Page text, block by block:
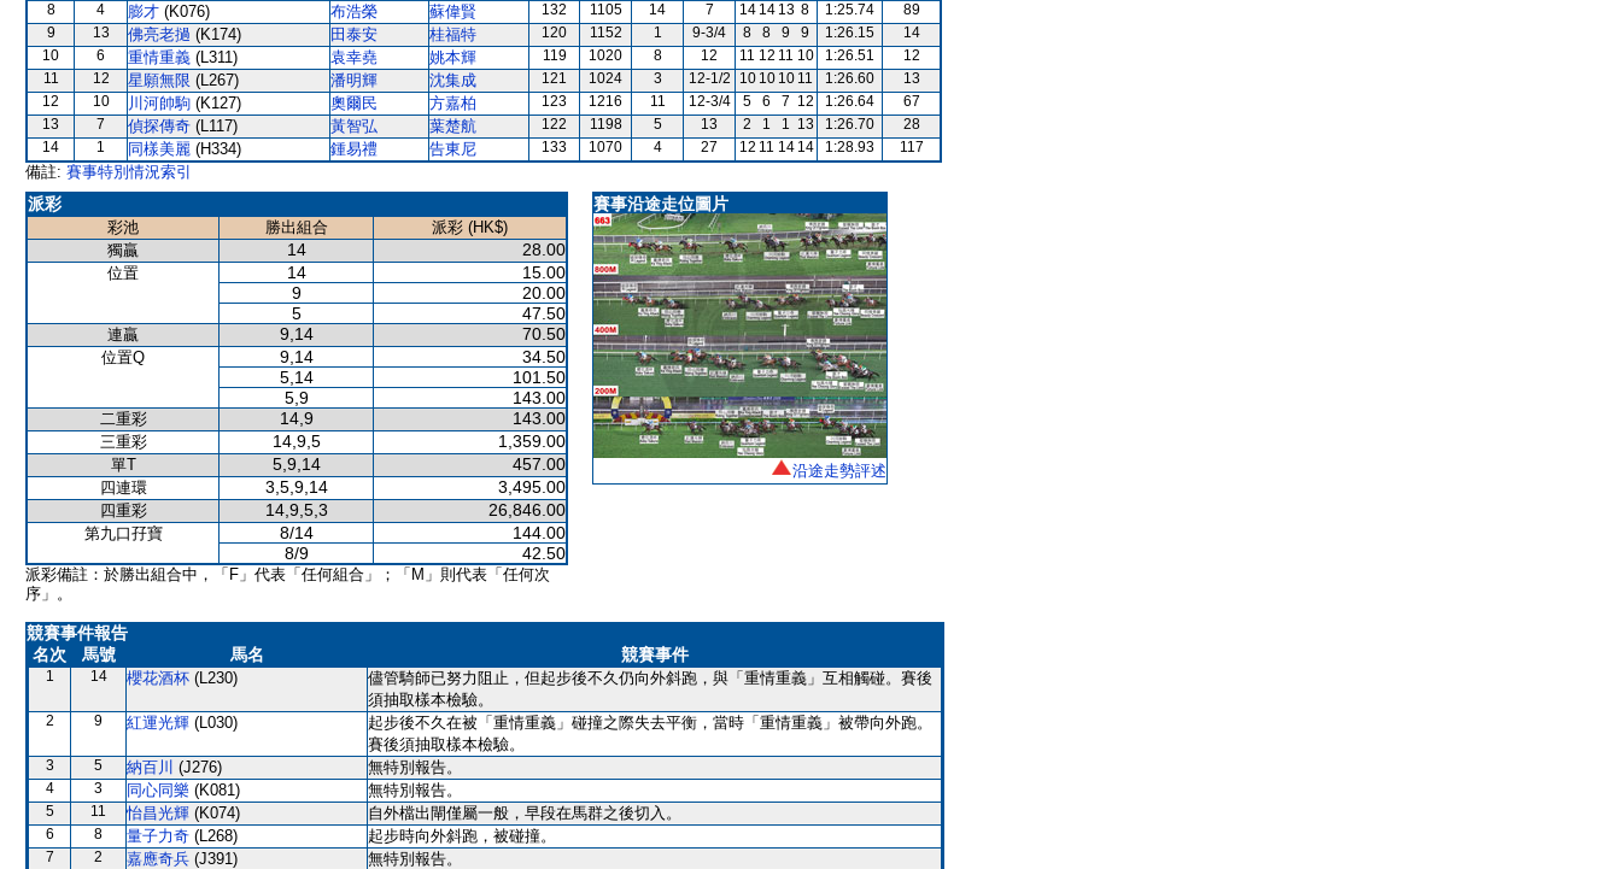
8
4 膨才 (K076) 布浩榮 蘇偉賢 132 1105 14 7 14 14 13 8 1:25.74
89
9
13 佛亮老撾 (K174) 田泰安 桂福特 120 1152 1 9-3/4 8 8 9 9 1:26.15
14
10
6 重情重義 (L311) 袁幸堯 姚本輝 119 1020 8 12 11 12 11 10 1:26.51
12
11
12 星願無限 (L267) 潘明輝 沈集成 121 1024 3 12-1/2 10 10 10 11 1:26.60
13
12
10 川河帥駒 (K127) 奧爾民 方嘉柏 123 1216 11 12-3/4 5 6 7 12 1:26.64
67
13
7 偵探傳奇 (L117) 黃智弘 葉楚航 122 1198 5 13 2 1 1 13 1:26.70
28
14
1 同樣美麗 (H334) 鍾易禮 告東尼 133 1070 4 27 12 11 14 14 1:28.93 117
備註: 賽事特別情況索引
派彩
彩池 勝出組合
派彩 (HK$)
獨贏
14 28.00
位置 14
15.00
9
20.00
5
47.50
連贏 9,14 70.50
位置Q 9,14
34.50
5,14
101.50
5,9
143.00
二重彩 14,9 143.00
三重彩 14,9,5 1,359.00
單T 5,9,14 457.00
四連環 3,5,9,14 3,495.00
四重彩 14,9,5,3 26,846.00
第九口孖寶 8/14
144.00
8/9
42.50
派彩備註：於勝出組合中，「F」代表「任何組合」；「M」則代表「任何次
序」。
賽事沿途走位圖片
沿途走勢評述
競賽事件報告
名次
馬號 馬名 競賽事件
1 14 櫻花酒杯 (L230)
儘管騎師已努力阻止，但起步後不久仍向外斜跑，與「重情重義」互相觸碰。賽後
須抽取樣本檢驗。
2 9 紅運光輝 (L030)
起步後不久在被「重情重義」碰撞之際失去平衡，當時「重情重義」被帶向外跑。
賽後須抽取樣本檢驗。
3 5 納百川 (J276) 無特別報告。
4 3 同心同樂 (K081) 無特別報告。
5 11 怡昌光輝 (K074) 自外檔出閘僅屬一般，早段在馬群之後切入。
6 8 量子力奇 (L268) 起步時向外斜跑，被碰撞。
7 2 嘉應奇兵 (J391) 無特別報告。